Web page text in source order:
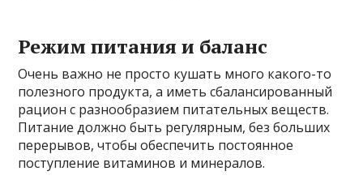
Режим питания и баланс
Очень важно не просто кушать много какого-то
полезного продукта, а иметь сбалансированный
рацион с разнообразием питательных веществ.
Питание должно быть регулярным, без больших
перерывов, чтобы обеспечить постоянное
поступление витаминов и минералов.